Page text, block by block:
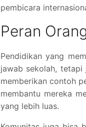
pembicara
Peran
Pendidikan yang
jawab sekolah, tetapi
memberikan contoh
membantu mereka
yang lebih luas.